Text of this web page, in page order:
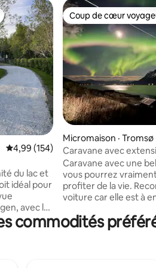
les plus aimés
Note moyenne de 4,99 sur 5, 154
4,99 (154)
du lac et
idéal pour
avec la
boréales en
été. Il y a de
Coup de cœur
Coup de cœur
Micromaison · Tromsø
Caravane avec
imprenable
Caravane avec une
vous pourrez
profiter de la vie. Recommandez la
voiture car elle est à
min en voiture du
Profitez de la mer et
commodités